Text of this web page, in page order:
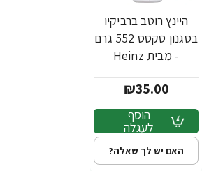
היינץ רוטב ברביקיו
בסגנון טקסס 552 גרם
- מבית Heinz
₪35.00
הוסף
לעגלה
האם יש לך שאלה?